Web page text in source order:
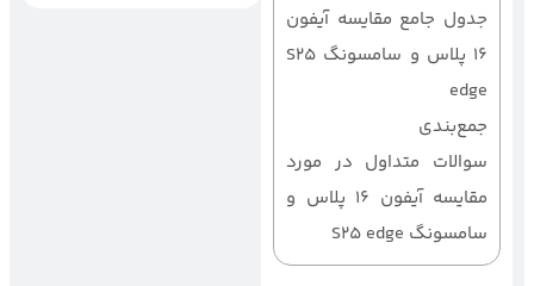
جدول جامع مقایسه آیفون
16 پلاس و سامسونگ S25
edge
جمع‌بندی
سوالات متداول در مورد
مقایسه آیفون 16 پلاس و
سامسونگ S25 edge